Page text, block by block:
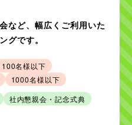
ら探す
100名様以上の
パーティー
ブライダル・
2次会
など、幅広くご利用いた
グです。
100名様以下
1000名様以下
社内懇親会・記念式典